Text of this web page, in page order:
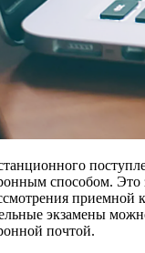
способом. Это
приемной
экзамены
почтой.